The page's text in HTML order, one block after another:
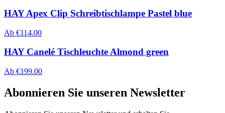
HAY Apex Clip Schreibtischlampe Pastel blue
Ab €114.00
HAY Canelé Tischleuchte Almond green
Ab €199.00
Abonnieren Sie unseren Newsletter